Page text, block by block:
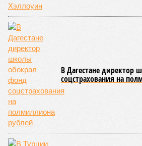
В Дагестане директор
соцстрахования на